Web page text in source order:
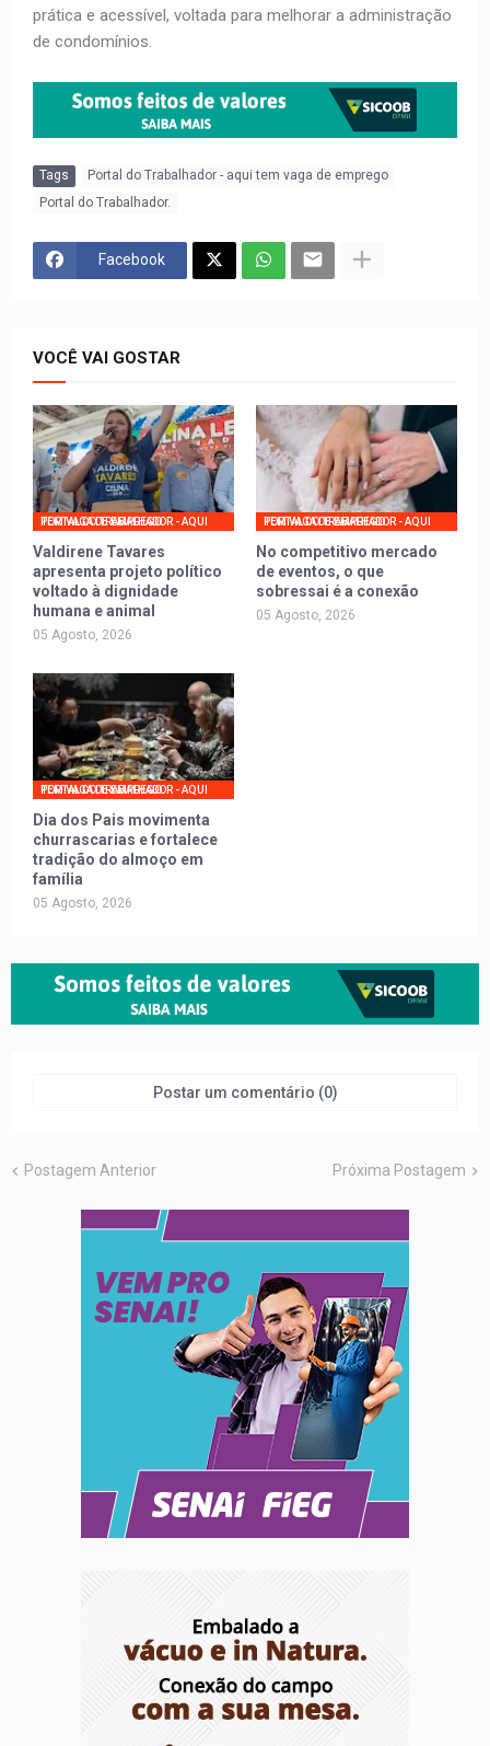
prática e acessível, voltada para melhorar a administração
de condomínios.
Tags
Portal do Trabalhador - aqui tem vaga de emprego
Portal do Trabalhador.
Facebook
VOCÊ VAI GOSTAR
PORTAL DO TRABALHADOR - AQUI TEM VAGA DE EMPREGO
Valdirene Tavares
apresenta projeto político
voltado à dignidade
humana e animal
05 Agosto, 2026
PORTAL DO TRABALHADOR - AQUI TEM VAGA DE EMPREGO
No competitivo mercado
de eventos, o que
sobressai é a conexão
05 Agosto, 2026
PORTAL DO TRABALHADOR - AQUI TEM VAGA DE EMPREGO
Dia dos Pais movimenta
churrascarias e fortalece
tradição do almoço em
família
05 Agosto, 2026
Postar um comentário (0)
Postagem Anterior Próxima Postagem